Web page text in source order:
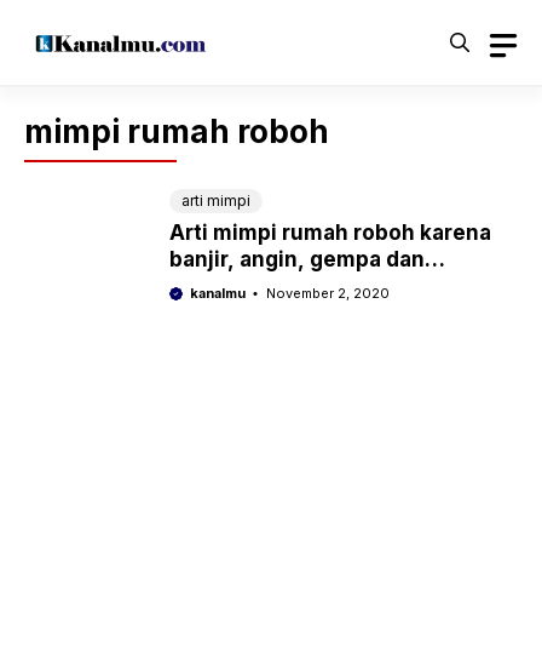
mimpi rumah roboh
arti mimpi
Arti mimpi rumah roboh karena
banjir, angin, gempa dan
tertimpa pohon
kanalmu November 2, 2020